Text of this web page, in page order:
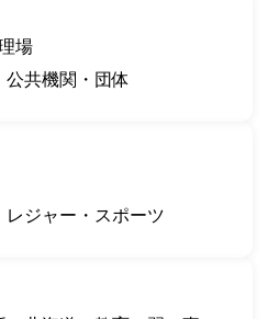
場
公共機関・団体
レジャー・スポーツ